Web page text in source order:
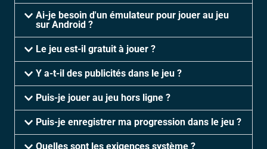
Ai-je besoin d'un émulateur pour jouer au jeu
sur Android ?
Le jeu est-il gratuit à jouer ?
Y a-t-il des publicités dans le jeu ?
Puis-je jouer au jeu hors ligne ?
Puis-je enregistrer ma progression dans le jeu ?
Quelles sont les exigences système ?